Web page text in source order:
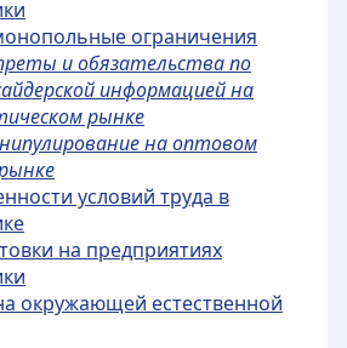
ограничения
и обязательства по
информацией на
рынке
на оптовом
условий труда в
на предприятиях
окружающей естественной